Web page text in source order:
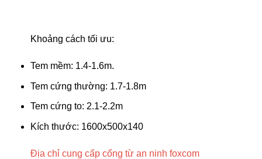
Khoảng cách tối ưu:
Tem mềm: 1.4-1.6m.
Tem cứng thường: 1.7-1.8m
Tem cứng to: 2.1-2.2m
Kích thước: 1600x500x140
Địa chỉ cung cấp cổng từ an ninh foxcom